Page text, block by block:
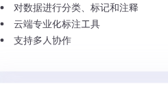
对数据进行分类、标记和注释
云端专业化标注工具
支持多人协作